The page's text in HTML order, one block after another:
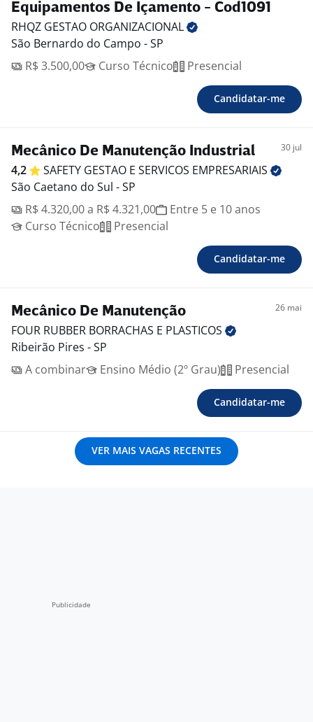
Equipamentos De Içamento - Cod1091
RHQZ GESTAO ORGANIZACIONAL
São Bernardo do Campo - SP
R$ 3.500,00
Curso Técnico Presencial
Candidatar-me
Mecânico De Manutenção Industrial 30 jul
4,2 SAFETY GESTAO E SERVICOS EMPRESARIAIS
São Caetano do Sul - SP
R$ 4.320,00 a R$ 4.321,00
Entre 5 e 10 anos
Curso Técnico
Presencial
Candidatar-me
Mecânico De Manutenção 26 mai
FOUR RUBBER BORRACHAS E PLASTICOS
Ribeirão Pires - SP
A combinar
Ensino Médio (2º Grau) Presencial
Candidatar-me
VER MAIS VAGAS RECENTES